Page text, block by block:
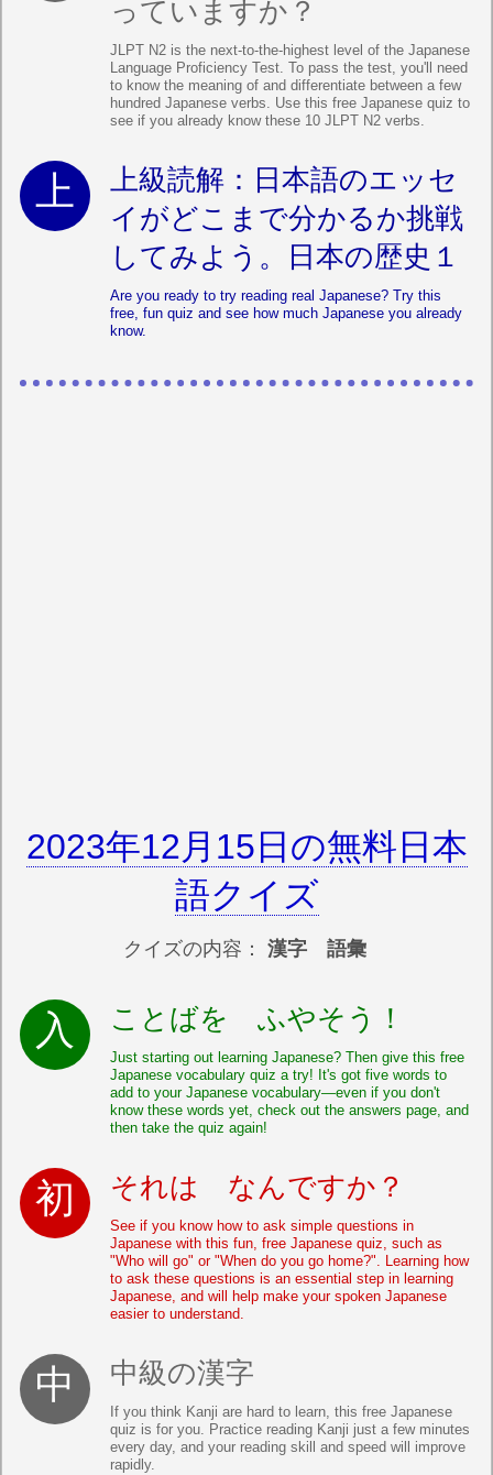
っていますか？
JLPT N2 is the next-to-the-highest level of the Japanese
Language Proficiency Test. To pass the test, you'll need
to know the meaning of and differentiate between a few
hundred Japanese verbs. Use this free Japanese quiz to
see if you already know these 10 JLPT N2 verbs.
上級読解：日本語のエッセ
イがどこまで分かるか挑戦
してみよう。日本の歴史１
Are you ready to try reading real Japanese? Try this
free, fun quiz and see how much Japanese you already
know.
2023年12月15日の無料日本
語クイズ
クイズの内容： 漢字 語彙
ことばを ふやそう！
Just starting out learning Japanese? Then give this free
Japanese vocabulary quiz a try! It's got five words to
add to your Japanese vocabulary—even if you don't
know these words yet, check out the answers page, and
then take the quiz again!
それは なんですか？
See if you know how to ask simple questions in
Japanese with this fun, free Japanese quiz, such as
"Who will go" or "When do you go home?". Learning how
to ask these questions is an essential step in learning
Japanese, and will help make your spoken Japanese
easier to understand.
中級の漢字
If you think Kanji are hard to learn, this free Japanese
quiz is for you. Practice reading Kanji just a few minutes
every day, and your reading skill and speed will improve
rapidly.